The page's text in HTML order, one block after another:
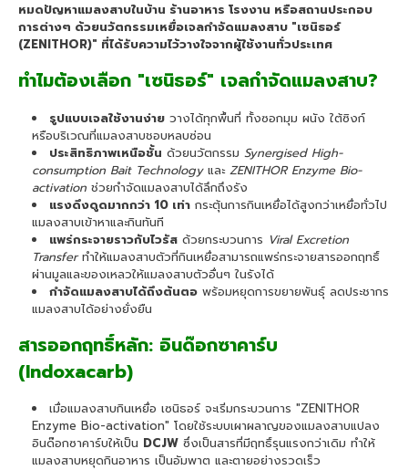
หมดปัญหาแมลงสาบในบ้าน ร้านอาหาร โรงงาน หรือสถานประกอบ
การต่างๆ ด้วยนวัตกรรมเหยื่อเจลกำจัดแมลงสาบ "เซนิธอร์
(ZENITHOR)" ที่ได้รับความไว้วางใจจากผู้ใช้งานทั่วประเทศ
ทำไมต้องเลือก "เซนิธอร์" เจลกำจัดแมลงสาบ?
รูปแบบเจลใช้งานง่าย วางได้ทุกพื้นที่ ทั้งซอกมุม ผนัง ใต้ซิงก์
หรือบริเวณที่แมลงสาบชอบหลบซ่อน
ประสิทธิภาพเหนือชั้น ด้วยนวัตกรรม Synergised High-
consumption Bait Technologyและ ZENITHOR Enzyme Bio-
activation ช่วยกำจัดแมลงสาบได้ลึกถึงรัง
แรงดึงดูดมากกว่า 10 เท่า กระตุ้นการกินเหยื่อได้สูงกว่าเหยื่อทั่วไป
แมลงสาบเข้าหาและกินทันที
แพร่กระจายราวกับไวรัส ด้วยกระบวนการ Viral Excretion
Transferทำให้แมลงสาบตัวที่กินเหยื่อสามารถแพร่กระจายสารออกฤทธิ์
ผ่านมูลและของเหลวให้แมลงสาบตัวอื่นๆ ในรังได้
กำจัดแมลงสาบได้ถึงต้นตอ พร้อมหยุดการขยายพันธุ์ ลดประชากร
แมลงสาบได้อย่างยั่งยืน
สารออกฤทธิ์หลัก: อินด๊อกซาคาร์บ
(Indoxacarb)
เมื่อแมลงสาบกินเหยื่อ เซนิธอร์ จะเริ่มกระบวนการ "ZENITHOR
Enzyme Bio-activation" โดยใช้ระบบเผาผลาญของแมลงสาบแปลง
อินด๊อกซาคาร์บให้เป็น DCJW ซึ่งเป็นสารที่มีฤทธิ์รุนแรงกว่าเดิม ทำให้
แมลงสาบหยุดกินอาหาร เป็นอัมพาต และตายอย่างรวดเร็ว